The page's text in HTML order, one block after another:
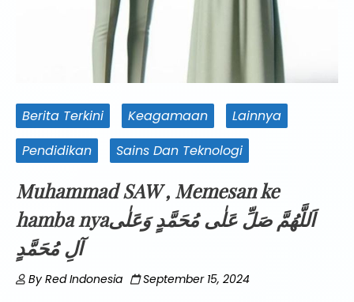
Berita Terkini Keagamaan
Lainnya
Pendidikan
Sains Dan Teknologi
Muhammad SAW , Memesan ke
hamba nyaاَللَّهُمَّ صَلِّ عَلٰى مُحَمَّدٍ وَعَلٰى
آلِ مُحَمَّدٍ
ByRed Indonesia September 15, 2024